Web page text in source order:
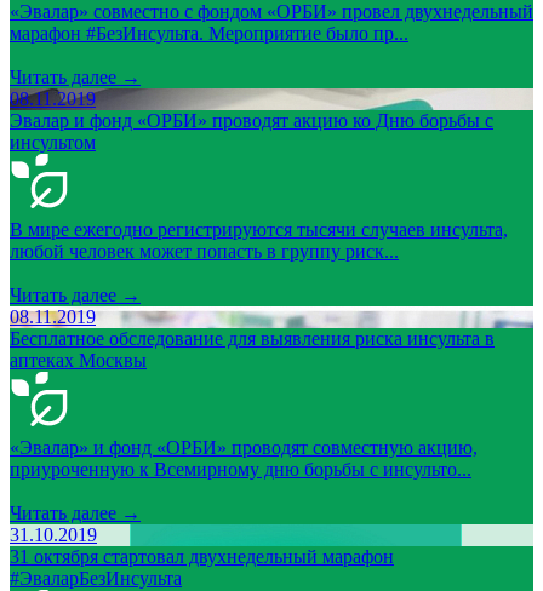
«Эвалар» совместно с фондом «ОРБИ» провел двухнедельный
марафон #БезИнсульта. Мероприятие было пр...
Читать далее →
08.11.2019
Эвалар и фонд «ОРБИ» проводят акцию ко Дню борьбы с
инсультом
В мире ежегодно регистрируются тысячи случаев инсульта,
любой человек может попасть в группу риск...
Читать далее →
08.11.2019
Бесплатное обследование для выявления риска инсульта в
аптеках Москвы
«Эвалар» и фонд «ОРБИ» проводят совместную акцию,
приуроченную к Всемирному дню борьбы с инсульто...
Читать далее →
31.10.2019
31 октября стартовал двухнедельный марафон
#ЭваларБезИнсульта